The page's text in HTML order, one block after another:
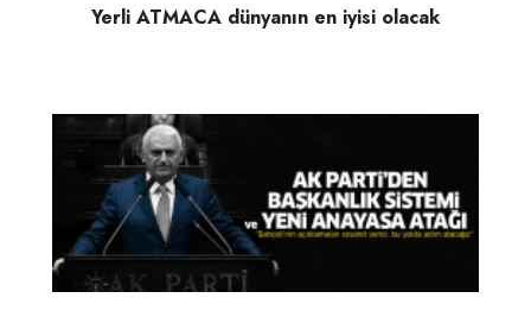
Yerli ATMACA dünyanın en iyisi olacak